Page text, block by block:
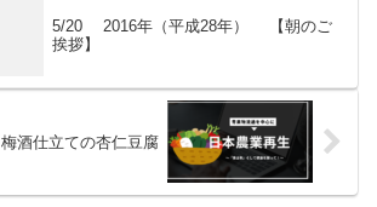
5/20 2016年（平成28年） 【朝のご
挨拶】
梅酒仕立ての杏仁豆腐